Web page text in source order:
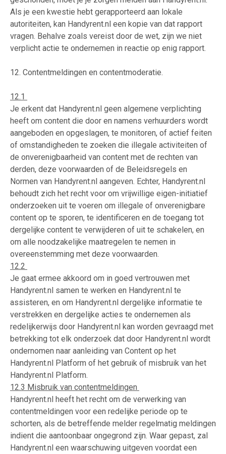
Als je een kwestie hebt gerapporteerd aan lokale
autoriteiten, kan Handyrent.nl een kopie van dat rapport
vragen. Behalve zoals vereist door de wet, zijn we niet
verplicht actie te ondernemen in reactie op enig rapport.
12. Contentmeldingen en contentmoderatie.
12.1
Je erkent dat Handyrent.nl geen algemene verplichting
heeft om content die door en namens verhuurders wordt
aangeboden en opgeslagen, te monitoren, of actief feiten
of omstandigheden te zoeken die illegale activiteiten of
de onverenigbaarheid van content met de rechten van
derden, deze voorwaarden of de Beleidsregels en
Normen van Handyrent.nl aangeven. Echter, Handyrent.nl
behoudt zich het recht voor om vrijwillige eigen-initiatief
onderzoeken uit te voeren om illegale of onverenigbare
content op te sporen, te identificeren en de toegang tot
dergelijke content te verwijderen of uit te schakelen, en
om alle noodzakelijke maatregelen te nemen in
overeenstemming met deze voorwaarden.
12.2
Je gaat ermee akkoord om in goed vertrouwen met
Handyrent.nl samen te werken en Handyrent.nl te
assisteren, en om Handyrent.nl dergelijke informatie te
verstrekken en dergelijke acties te ondernemen als
redelijkerwijs door Handyrent.nl kan worden gevraagd met
betrekking tot elk onderzoek dat door Handyrent.nl wordt
ondernomen naar aanleiding van Content op het
Handyrent.nl Platform of het gebruik of misbruik van het
Handyrent.nl Platform.
12.3 Misbruik van contentmeldingen
Handyrent.nl heeft het recht om de verwerking van
contentmeldingen voor een redelijke periode op te
schorten, als de betreffende melder regelmatig meldingen
indient die aantoonbaar ongegrond zijn. Waar gepast, zal
Handyrent.nl een waarschuwing uitgeven voordat een